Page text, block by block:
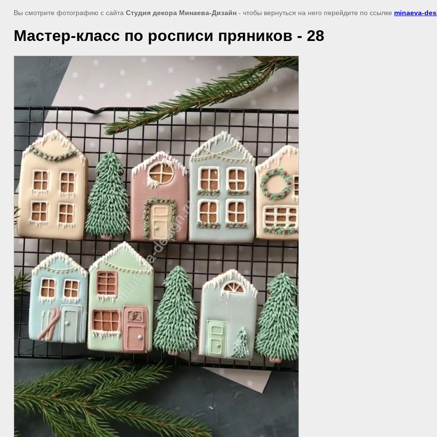
Вы смотрите фотографию с сайта Студия декора Минаева-Дизайн - чтобы вернуться на него перейдите по ссылке minaeva-
Мастер-класс по росписи пряников - 28